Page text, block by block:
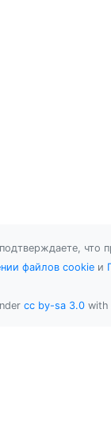
что
файлов cookie и
cc by-sa 3.0 with